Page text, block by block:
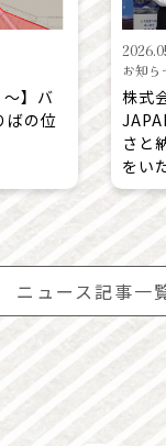
～】バ
ばの位
お知ら
株式
さと
をい
ニュース記事一